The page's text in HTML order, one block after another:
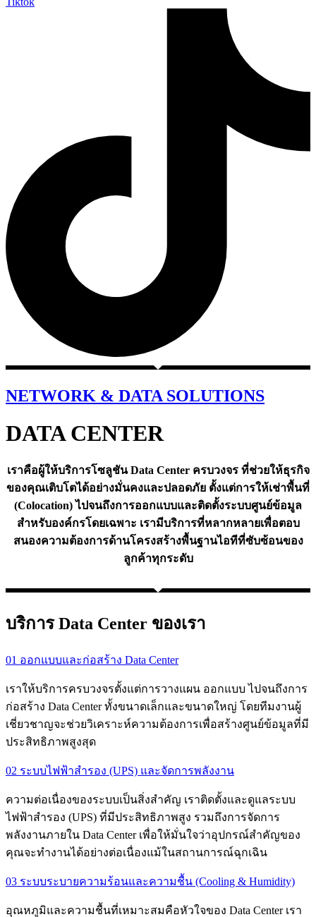
NETWORK & DATA SOLUTIONS
DATA CENTER
เราคือผู้ให้บริการโซลูชันData Centerครบวงจร ที่ช่วยให้ธุรกิจ
ของคุณเติบโตได้อย่างมั่นคงและปลอดภัย ตั้งแต่การให้เช่าพื้นที่
(Colocation) ไปจนถึงการออกแบบและติดตั้งระบบศูนย์ข้อมูล
สำหรับองค์กรโดยเฉพาะ เรามีบริการที่หลากหลายเพื่อตอบ
สนองความต้องการด้านโครงสร้างพื้นฐานไอทีที่ซับซ้อนของ
ลูกค้าทุกระดับ
บริการ Data Center ของเรา
01 ออกแบบและก่อสร้าง Data Center
เราให้บริการครบวงจรตั้งแต่การวางแผน ออกแบบ ไปจนถึงการ
ก่อสร้าง Data Center ทั้งขนาดเล็กและขนาดใหญ่ โดยทีมงานผู้
เชี่ยวชาญจะช่วยวิเคราะห์ความต้องการเพื่อสร้างศูนย์ข้อมูลที่มี
ประสิทธิภาพสูงสุด
02 ระบบไฟฟ้าสำรอง (UPS) และจัดการพลังงาน
ความต่อเนื่องของระบบเป็นสิ่งสำคัญ เราติดตั้งและดูแลระบบ
ไฟฟ้าสำรอง (UPS) ที่มีประสิทธิภาพสูง รวมถึงการจัดการ
พลังงานภายใน Data Center เพื่อให้มั่นใจว่าอุปกรณ์สำคัญของ
คุณจะทำงานได้อย่างต่อเนื่องแม้ในสถานการณ์ฉุกเฉิน
03 ระบบระบายความร้อนและความชื้น (Cooling & Humidity)
อุณหภูมิและความชื้นที่เหมาะสมคือหัวใจของ Data Center เรา